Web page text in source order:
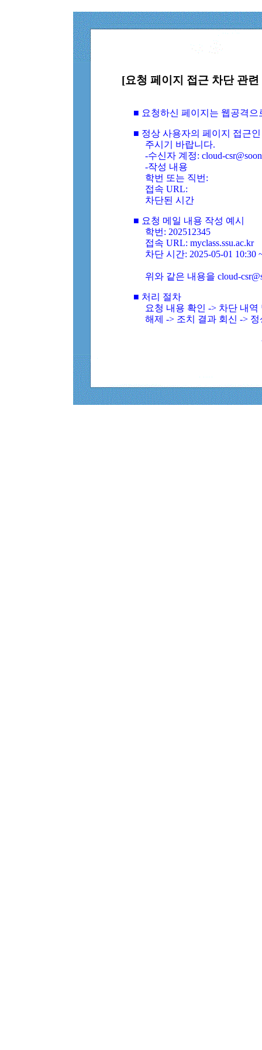
[요청 페이지 접근 차단 관
■ 요청하신 페이지는 웹공격
■ 정상 사용자의 페이지 접근
주시기 바랍니다.
-수신자 계정: cloud-
-작성 내용
학번 또는 직번:
접속 URL:
차단된 시간
■ 요청 메일 내용 작성 예시
학번: 202512345
접속 URL: myclass.ssu.ac.kr
차단 시간: 2025-05-01 10:30
위와 같은 내용을 cloud-
■ 처리 절차
요청 내용 확인 -> 차단 내
해제 -> 조치 결과 회신 ->